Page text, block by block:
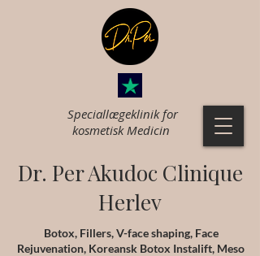
Speciallægeklinik for
kosmetisk Medicin
Dr. Per Akudoc Clinique
Herlev
Botox, Fillers, V-face shaping, Face
Rejuvenation, Koreansk Botox Instalift, Meso